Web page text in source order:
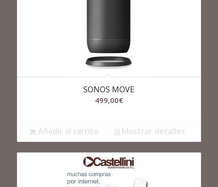
SONOS MOVE
499,00€
Añadir al carrito Mostrar detalles